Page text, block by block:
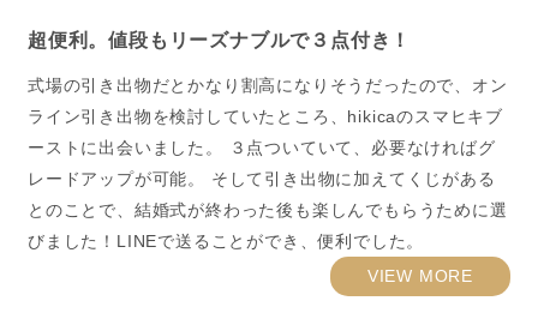
超便利。値段もリーズナブルで３点付き！
式場の引き出物だとかなり割高になりそうだったので、オン
ライン引き出物を検討していたところ、hikicaのスマヒキブ
ーストに出会いました。 ３点ついていて、必要なければグ
レードアップが可能。 そして引き出物に加えてくじがある
とのことで、結婚式が終わった後も楽しんでもらうために選
びました！LINEで送ることができ、便利でした。
VIEW MORE